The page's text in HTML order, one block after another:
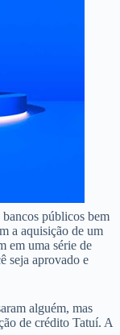
públicos bem
a aquisição de um
em uma série de
seja aprovado e
alguém, mas
de crédito Tatuí. A